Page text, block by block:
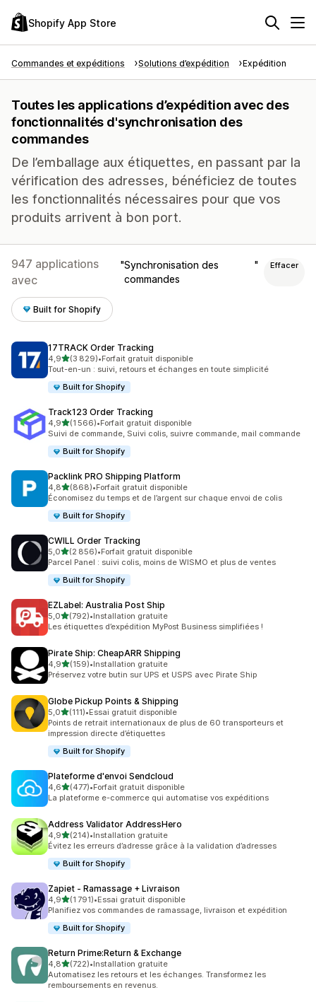
Shopify App Store
Commandes et expéditions Solutions d’expédition Expédition
Toutes les applications d’expédition avec des
fonctionnalités d'synchronisation des
commandes
De l’emballage aux étiquettes, en passant par la
vérification des adresses, bénéficiez de toutes
les fonctionnalités nécessaires pour que vos
produits arrivent à bon port.
947 applications
avec
Synchronisation des
commandes
Effacer
Built for Shopify
17TRACK Order Tracking
4,9étoile(s) sur 5
(3 829)
3829 avis au total
•Forfait gratuit disponible
Tout-en-un : suivi, retours et échanges en toute simplicité
Built for Shopify
Track123 Order Tracking
4,9étoile(s) sur 5
(1 566)
1566 avis au total
•Forfait gratuit disponible
Suivi de commande, Suivi colis, suivre commande, mail commande
Built for Shopify
Packlink PRO Shipping Platform
4,8étoile(s) sur 5
(868)
868 avis au total
•Forfait gratuit disponible
Économisez du temps et de l’argent sur chaque envoi de colis
Built for Shopify
CWILL Order Tracking
5,0étoile(s) sur 5
(2 856)
2856 avis au total
•Forfait gratuit disponible
Parcel Panel : suivi colis, moins de WISMO et plus de ventes
Built for Shopify
EZLabel: Australia Post Ship
5,0étoile(s) sur 5
(792)
792 avis au total
•Installation gratuite
Les étiquettes d’expédition MyPost Business simplifiées !
Pirate Ship: CheapARR Shipping
4,9étoile(s) sur 5
(159)
159 avis au total
•Installation gratuite
Préservez votre butin sur UPS et USPS avec Pirate Ship
Globe Pickup Points & Shipping
5,0étoile(s) sur 5
(111)
111 avis au total
•Essai gratuit disponible
Points de retrait internationaux de plus de 60 transporteurs et
impression directe d’étiquettes
Built for Shopify
Plateforme d'envoi Sendcloud
4,6étoile(s) sur 5
(477)
477 avis au total
•Forfait gratuit disponible
La plateforme e-commerce qui automatise vos expéditions
Address Validator AddressHero
4,9étoile(s) sur 5
(214)
214 avis au total
•Installation gratuite
Évitez les erreurs d’adresse grâce à la validation d’adresses
Built for Shopify
Zapiet ‑ Ramassage + Livraison
4,9étoile(s) sur 5
(1 791)
1791 avis au total
•Essai gratuit disponible
Planifiez vos commandes de ramassage, livraison et expédition
Built for Shopify
Return Prime:Return & Exchange
4,8étoile(s) sur 5
(722)
722 avis au total
•Installation gratuite
Automatisez les retours et les échanges. Transformez les
remboursements en revenus.